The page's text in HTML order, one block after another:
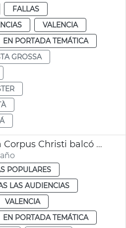
FALLAS
VALENCIA
EN PORTADA TEMÁTICA
GROSSA
Sorteig mascletà Corpus Christi balcó Ajuntament de València
POPULARES
LAS AUDIENCIAS
VALENCIA
EN PORTADA TEMÁTICA